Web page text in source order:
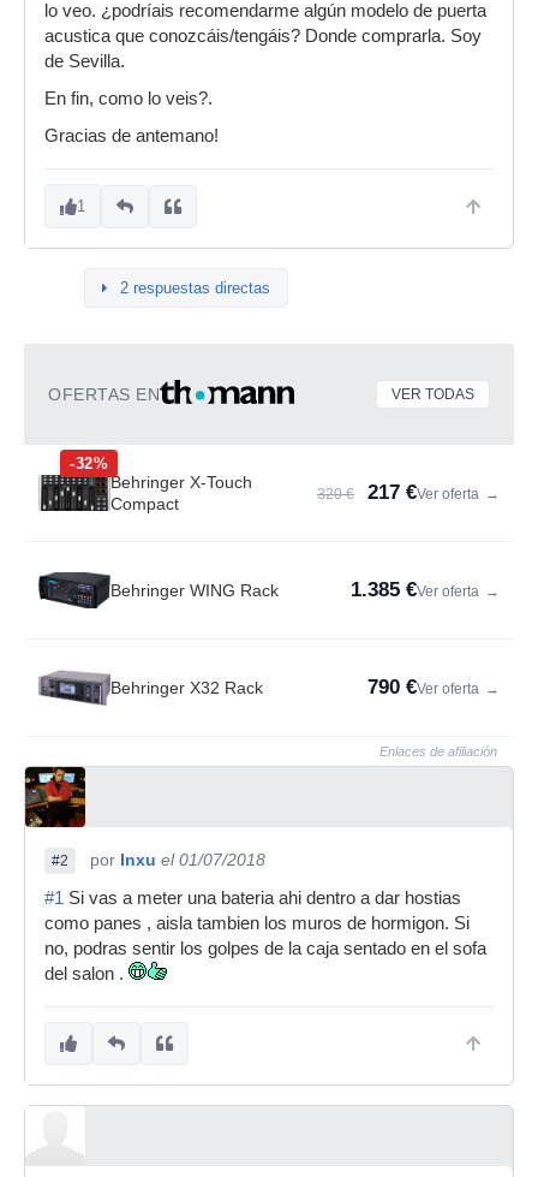
lo veo. ¿podríais recomendarme algún modelo de puerta
acustica que conozcáis/tengáis? Donde comprarla. Soy
de Sevilla.
En fin, como lo veis?.
Gracias de antemano!
1
2 respuestas directas
OFERTAS EN VER TODAS
-32%
Behringer X-Touch
Compact
320 € 217 €Ver oferta →
Behringer WING Rack 1.385 €Ver oferta →
Behringer X32 Rack 790 €Ver oferta →
Enlaces de afiliación
#2 por Inxu el 01/07/2018
#1 Si vas a meter una bateria ahi dentro a dar hostias
como panes , aisla tambien los muros de hormigon. Si
no, podras sentir los golpes de la caja sentado en el sofa
del salon .